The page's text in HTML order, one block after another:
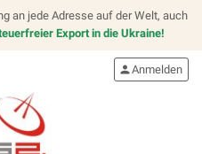
an jede Adresse auf der Welt, auch
Export in die Ukraine!
personAnmelden